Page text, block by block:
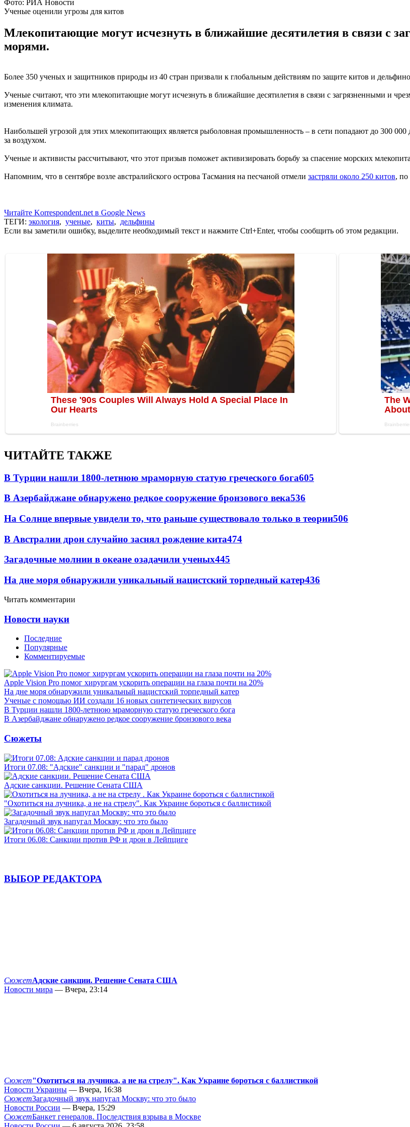
Фото: РИА Новости
Ученые оценили угрозы для китов
Млекопитающие могут исчезнуть в ближайшие десятилетия в связи с
морями.
Более 350 ученых и защитников природы из 40 стран призвали к глобальным действиям по защите китов и
Ученые считают, что эти млекопитающие могут исчезнуть в ближайшие десятилетия в связи с загрязненными и
изменения климата.
Наибольшей угрозой для этих млекопитающих является рыболовная промышленность – в сети попадают до 300
за воздухом.
Ученые и активисты рассчитывают, что этот призыв поможет активизировать борьбу за спасение морских
Напомним, что в сентябре возле австралийского острова Тасмания на песчаной отмели застряли около 250 китов,
Читайте Korrespondent.net в Google News
ТЕГИ: экология, ученые, киты, дельфины
Если вы заметили ошибку, выделите необходимый текст и нажмите Ctrl+Enter, чтобы сообщить об этом редакции.
ЧИТАЙТЕ ТАКЖЕ
В Турции нашли 1800-летнюю мраморную статую греческого бога605
В Азербайджане обнаружено редкое сооружение бронзового века536
На Солнце впервые увидели то, что раньше существовало только в теории506
В Австралии дрон случайно заснял рождение кита474
Загадочные молнии в океане озадачили ученых445
На дне моря обнаружили уникальный нацистский торпедный катер436
Читать комментарии
Новости науки
Последние
Популярные
Комментируемые
Apple Vision Pro помог хирургам ускорить операции на глаза почти на 20%
На дне моря обнаружили уникальный нацистский торпедный катер
Ученые с помощью ИИ создали 16 новых синтетических вирусов
В Турции нашли 1800-летнюю мраморную статую греческого бога
В Азербайджане обнаружено редкое сооружение бронзового века
Сюжеты
Итоги 07.08: "Адские" санкции и "парад" дронов
Адские санкции. Решение Сената США
"Охотиться на лучника, а не на стрелу". Как Украине бороться с баллистикой
Загадочный звук напугал Москву: что это было
Итоги 06.08: Санкции против РФ и дрон в Лейпциге
ВЫБОР РЕДАКТОРА
СюжетАдские санкции. Решение Сената США
Новости мира — Вчера, 23:14
Сюжет"Охотиться на лучника, а не на стрелу". Как Украине бороться с баллистикой
Новости Украины — Вчера, 16:38
СюжетЗагадочный звук напугал Москву: что это было
Новости России — Вчера, 15:29
СюжетБанкет генералов. Последствия взрыва в Москве